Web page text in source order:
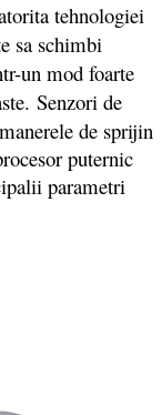
tehnologiei
sa schimbi
un mod foarte
Senzori de
de sprijin
puternic
parametri